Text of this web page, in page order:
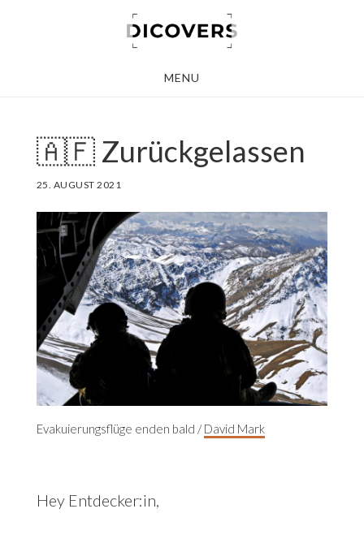
MENU
🇦🇫 Zurückgelassen
25. AUGUST 2021
Evakuierungsflüge enden bald /David Mark
Hey Entdecker:in,